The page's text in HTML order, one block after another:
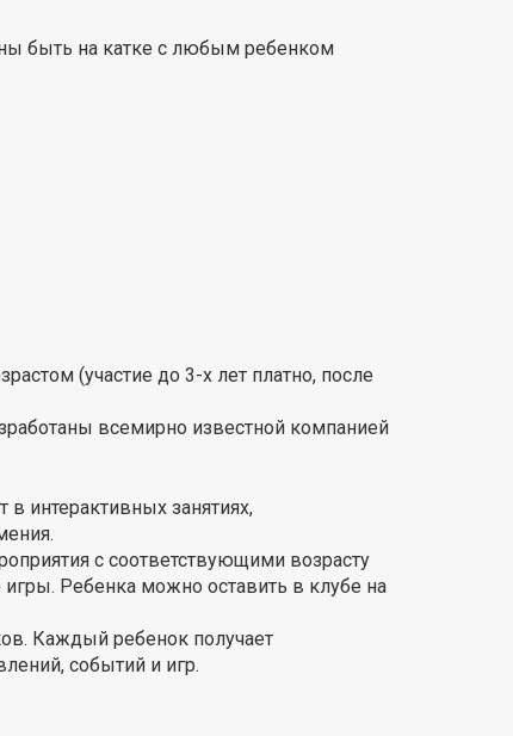
быть на катке с любым ребенком
(участие до 3-х лет платно, после
всемирно известной компанией
интерактивных занятиях,
с соответствующими возрасту
Ребенка можно оставить в клубе на
Каждый ребенок получает
событий и игр.